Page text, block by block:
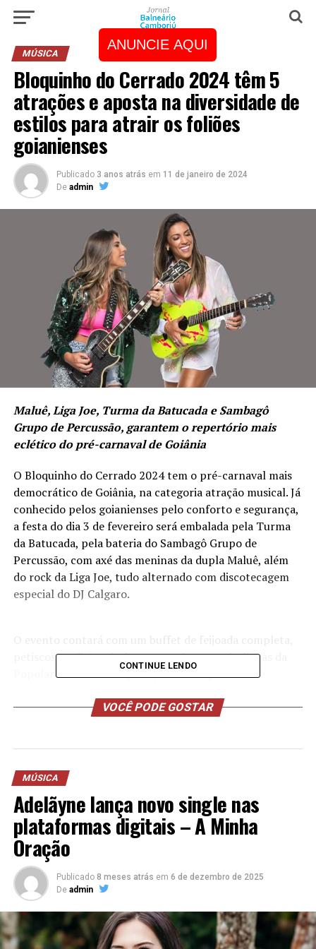
ANUNCIE AQUI
MÚSICA
Bloquinho do Cerrado 2024 têm 5
atrações e aposta na diversidade de
estilos para atrair os foliões
goianienses
Publicado 3 anos atrás em 11 de janeiro de 2024
De admin
Maluê, Liga Joe, Turma da Batucada e Sambagô
Grupo de Percussão, garantem o repertório mais
eclético do pré-carnaval de Goiânia
O Bloquinho do Cerrado 2024 tem o pré-carnaval mais
democrático de Goiânia, na categoria atração musical. Já
conhecido pelos goianienses pelo conforto e segurança,
a festa do dia 3 de fevereiro será embalada pela Turma
da Batucada, pela bateria do Sambagô Grupo de
Percussão, com axé das meninas da dupla Maluê, além
do rock da Liga Joe, tudo alternado com discotecagem
especial do DJ Calgaro.
petiscos tradicionais da casa, açaí, massas italianas da
Popolare Massas e Empório, além de open bar de
Refrigerante e água também estão inclusos no frevo.
CONTINUE LENDO
VOCÊ PODE GOSTAR
MÚSICA
Adelãyne lança novo single nas
plataformas digitais – A Minha
Oração
Publicado 8 meses atrás em 6 de dezembro de 2025
De admin